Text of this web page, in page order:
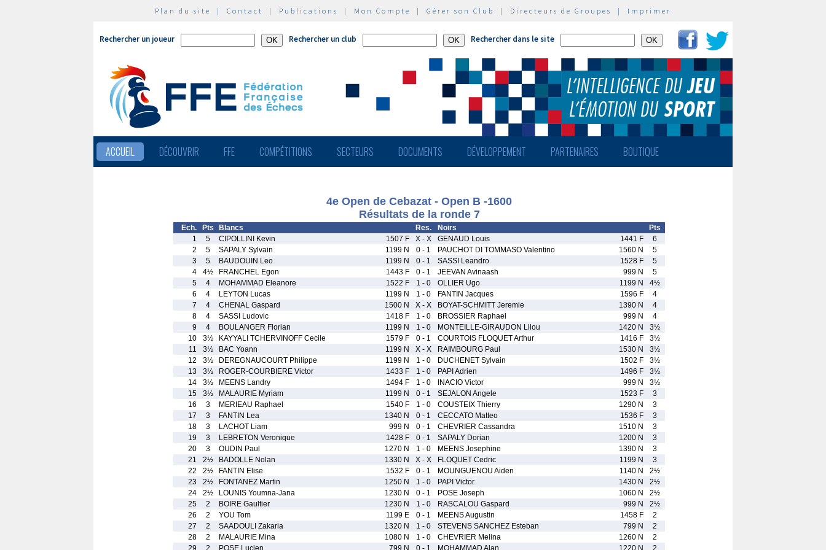
Plan du site | Contact | Publications | Mon Compte | Gérer son Club | Directeurs de Groupes | Imprimer
Rechercher un joueur Rechercher un club Rechercher dans le site
ACCUEIL DÉCOUVRIR FFE COMPÉTITIONS SECTEURS DOCUMENTS DÉVELOPPEMENT PARTENAIRES BOUTIQUE
4e Open de Cebazat - Open B -1600
Résultats de la ronde 7
Ech. Pts Blancs Res. Noirs
Pts
1
5 CIPOLLINI Kevin 1507 F X - X GENAUD Louis 1441 F
6
2
5 SAPALY Sylvain 1199 N 0 - 1 PAUCHOT DI TOMMASO Valentino 1560 N
5
3
5 BAUDOUIN Leo 1199 N 0 - 1 SASSI Leandro 1528 F
5
4
4½ FRANCHEL Egon 1443 F 0 - 1 JEEVAN Avinaash 999 N
5
5
4 MOHAMMAD Eleanore 1522 F 1 - 0 OLLIER Ugo 1199 N
4½
6
4 LEYTON Lucas 1199 N 1 - 0 FANTIN Jacques 1596 F
4
7
4 CHENAL Gaspard 1500 N X - X BOYAT-SCHMITT Jeremie 1390 N
4
8
4 SASSI Ludovic 1418 F 1 - 0 BROSSIER Raphael 999 N
4
9
4 BOULANGER Florian 1199 N 1 - 0 MONTEILLE-GIRAUDON Lilou 1420 N
3½
10
3½ KAYYALI TCHERVINOFF Cecile 1579 F 0 - 1 COURTOIS FLOQUET Arthur 1416 F
3½
11
3½ BAC Yoann 1199 N X - X RAIMBOURG Paul 1530 N
3½
12
3½ DEREGNAUCOURT Philippe 1199 N 1 - 0 DUCHENET Sylvain 1502 F
3½
13
3½ ROGER-COURBIERE Victor 1433 F 1 - 0 PAPI Adrien 1496 F
3½
14
3½ MEENS Landry 1494 F 1 - 0 INACIO Victor 999 N
3½
15
3½ MALAURIE Myriam 1199 N 0 - 1 SEJALON Angele 1523 F
3
16
3 MERIEAU Raphael 1540 F 1 - 0 COUSTEIX Thierry 1290 N
3
17
3 FANTIN Lea 1340 N 0 - 1 CECCATO Matteo 1536 F
3
18
3 LACHOT Liam 999 N 0 - 1 CHEVRIER Cassandra 1510 N
3
19
3 LEBRETON Veronique 1428 F 0 - 1 SAPALY Dorian 1200 N
3
20
3 OUDIN Paul 1270 N 1 - 0 MEENS Josephine 1390 N
3
21
2½ BADOLLE Nolan 1330 N X - X FLOQUET Cedric 1199 N
3
22
2½ FANTIN Elise 1532 F 0 - 1 MOUNGUENOU Aiden 1140 N
2½
23
2½ FONTANEZ Martin 1250 N 1 - 0 PAPI Victor 1430 N
2½
24
2½ LOUNIS Youmna-Jana 1230 N 0 - 1 POSE Joseph 1060 N
2½
25
2 BOIRE Gaultier 1230 N 1 - 0 RASCALOU Gaspard 999 N
2½
26
2 YOU Tom 1199 E 0 - 1 MEENS Augustin 1458 F
2
27
2 SAADOULI Zakaria 1320 N 1 - 0 STEVENS SANCHEZ Esteban 799 N
2
28
2 MALAURIE Mina 1080 N 1 - 0 CHEVRIER Melina 1260 N
2
29
2 POSE Lucien 799 N 0 - 1 MOHAMMAD Alan 1220 N 2